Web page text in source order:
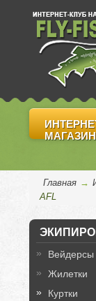
МАГАЗИН
Главная →
AFL
Вейдерсы
Жилетки
Куртки